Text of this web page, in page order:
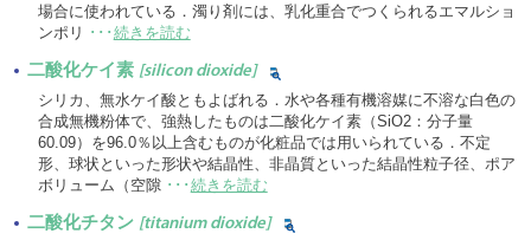
場合に使われている．濁り剤には、乳化重合でつくられるエマルショ
ンポリ ･･･ 続きを読む
二酸化ケイ素 [silicon dioxide]
シリカ、無水ケイ酸ともよばれる．水や各種有機溶媒に不溶な白色の
合成無機粉体で、強熱したものは二酸化ケイ素（SiO2：分子量
60.09）を96.0％以上含むものが化粧品では用いられている．不定
形、球状といった形状や結晶性、非晶質といった結晶性粒子径、ポア
ボリューム（空隙 ･･･ 続きを読む
二酸化チタン [titanium dioxide]